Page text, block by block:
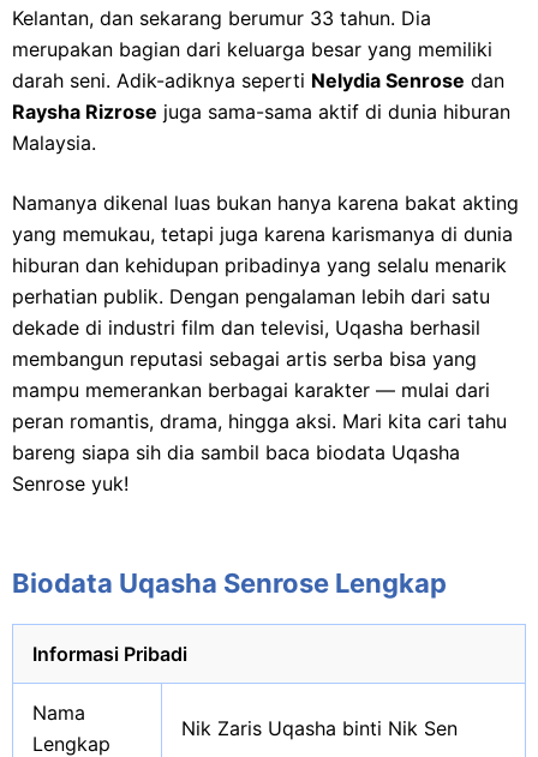
Kelantan, dan sekarang berumur 33 tahun. Dia
merupakan bagian dari keluarga besar yang memiliki
darah seni. Adik-adiknya seperti Nelydia Senrose dan
Raysha Rizrose juga sama-sama aktif di dunia hiburan
Malaysia.
Namanya dikenal luas bukan hanya karena bakat akting
yang memukau, tetapi juga karena karismanya di dunia
hiburan dan kehidupan pribadinya yang selalu menarik
perhatian publik. Dengan pengalaman lebih dari satu
dekade di industri film dan televisi, Uqasha berhasil
membangun reputasi sebagai artis serba bisa yang
mampu memerankan berbagai karakter — mulai dari
peran romantis, drama, hingga aksi. Mari kita cari tahu
bareng siapa sih dia sambil baca biodata Uqasha
Senrose yuk!
Biodata Uqasha Senrose Lengkap
Informasi Pribadi
Nama
Lengkap
Nik Zaris Uqasha binti Nik Sen